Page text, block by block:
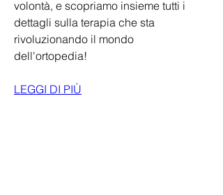
volontà, e scopriamo insieme tutti i
dettagli sulla terapia che sta
rivoluzionando il mondo
dell'ortopedia!
LEGGI DI PIÙ